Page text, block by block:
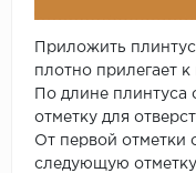
Приложить
плотно прилегает к
По длине плинтуса
отметку для
От первой отметки
следующую